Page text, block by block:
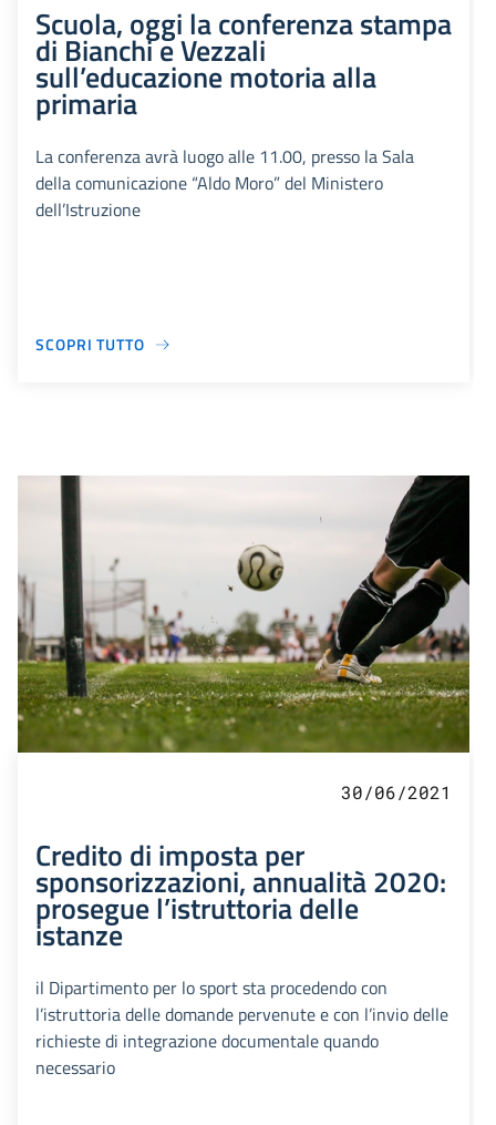
Scuola, oggi la conferenza stampa
di Bianchi e Vezzali
sull’educazione motoria alla
primaria
La conferenza avrà luogo alle 11.00, presso la Sala
della comunicazione “Aldo Moro” del Ministero
dell’Istruzione
SCOPRI TUTTO
30/06/2021
Credito di imposta per
sponsorizzazioni, annualità 2020:
prosegue l’istruttoria delle
istanze
il Dipartimento per lo sport sta procedendo con
l’istruttoria delle domande pervenute e con l’invio delle
richieste di integrazione documentale quando
necessario